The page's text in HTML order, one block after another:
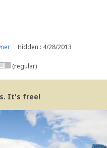
Hidden : 4/28/2013
(regular)
It's free!